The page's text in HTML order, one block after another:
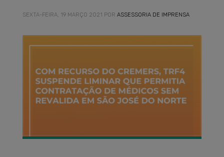
SEXTA-FEIRA, 19 MARÇO 2021 POR ASSESSORIA DE IMPRENSA